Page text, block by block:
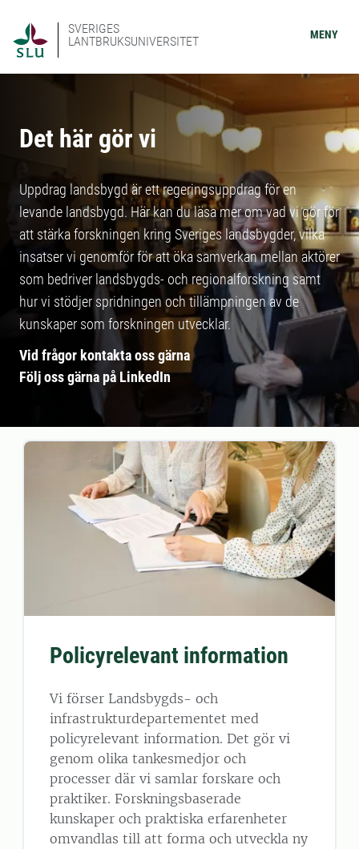
SVERIGES
LANTBRUKSUNIVERSITET
MENY
Det här gör vi
Uppdrag landsbygd är ett regeringsuppdrag för en
levande landsbygd. Här kan du läsa mer om vad vi gör för
att stärka forskningen kring Sveriges landsbygder, vilka
insatser vi genomför för att öka samverkan mellan aktörer
som bedriver landsbygds- och regionalforskning samt
hur vi stödjer spridningen och tillämpningen av de
kunskaper som forskningen utvecklar.
Vid frågor kontakta oss gärna
Följ oss gärna på LinkedIn
Policyrelevant information
Vi förser Landsbygds- och
infrastrukturdepartementet med
policyrelevant information. Det gör vi
genom olika tankesmedjor och
processer där vi samlar forskare och
praktiker. Forskningsbaserade
kunskaper och praktiska erfarenheter
omvandlas till att forma och utveckla ny